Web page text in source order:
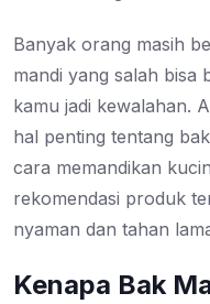
Banyak orang masih
mandi yang salah bisa
kamu jadi kewalahan.
hal penting tentang
cara memandikan
rekomendasi produk
nyaman dan tahan
Kenapa Bak